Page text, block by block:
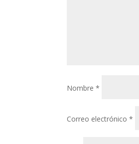
Nombre*
Correo electrónico*